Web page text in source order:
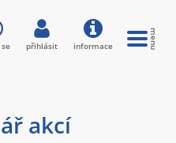
akcí
přihlásit informace